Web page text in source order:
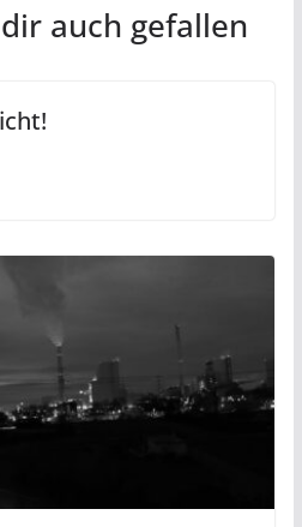
auch gefallen